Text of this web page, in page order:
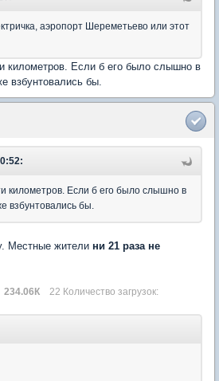
аэропорт Шереметьево или этот
километров. Если б его было слышно в
взбунтовались бы.
километров. Если б его было слышно в
взбунтовались бы.
Местные жители ни 21 раза не
234.06К 22 Количество загрузок: